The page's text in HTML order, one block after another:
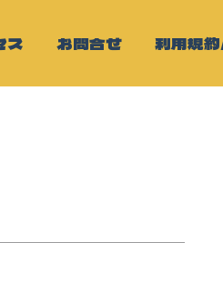
ス お問合せ 利用規